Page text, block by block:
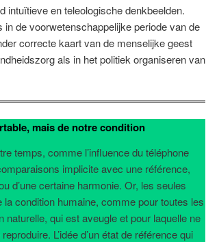
intuïtieve en teleologische denkbeelden.
de voorwetenschappelijke periode van de
correcte kaart van de menselijke geest
als in het politiek organiseren van
mais de notre condition
temps, comme l’influence du téléphone
implicite avec une référence,
d’une certaine harmonie. Or, les seules
condition humaine, comme pour toutes les
qui est aveugle et pour laquelle ne
L’idée d’un état de référence qui